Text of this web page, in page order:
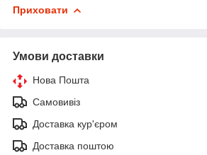
Приховати
Умови доставки
Нова Пошта
Самовивіз
Доставка кур'єром
Доставка поштою